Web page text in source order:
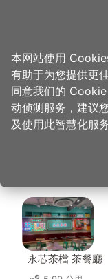
首页 > 想去的地方 > 住
城市商
周边店
永芯茶檔 茶餐廳
本网站使用
有助于为您提供更
同意我们的
动侦测服务，建议
及使用此智慧化服务